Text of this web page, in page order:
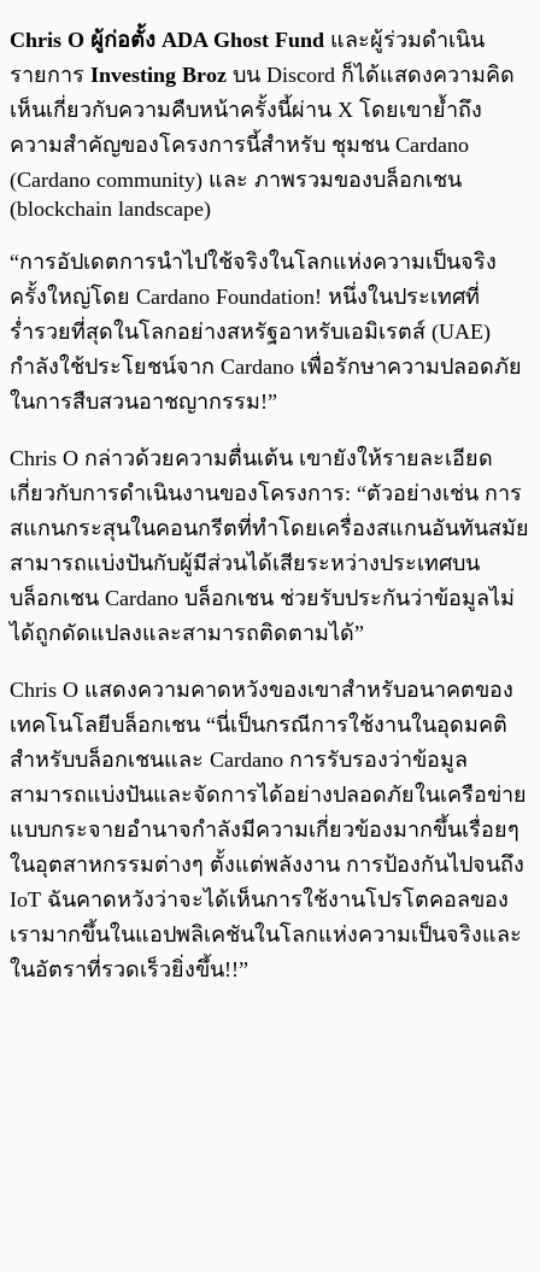
Chris O ผู้ก่อตั้ง ADA Ghost Fund และผู้ร่วมดำเนิน
รายการ Investing Broz บน Discord ก็ได้แสดงความคิด
เห็นเกี่ยวกับความคืบหน้าครั้งนี้ผ่าน X โดยเขาย้ำถึง
ความสำคัญของโครงการนี้สำหรับ ชุมชน Cardano
(Cardano community) และ ภาพรวมของบล็อกเชน
(blockchain landscape)
“การอัปเดตการนำไปใช้จริงในโลกแห่งความเป็นจริง
ครั้งใหญ่โดย Cardano Foundation! หนึ่งในประเทศที่
ร่ำรวยที่สุดในโลกอย่างสหรัฐอาหรับเอมิเรตส์ (UAE)
กำลังใช้ประโยชน์จาก Cardano เพื่อรักษาความปลอดภัย
ในการสืบสวนอาชญากรรม!”
Chris O กล่าวด้วยความตื่นเต้น เขายังให้รายละเอียด
เกี่ยวกับการดำเนินงานของโครงการ: “ตัวอย่างเช่น การ
สแกนกระสุนในคอนกรีตที่ทำโดยเครื่องสแกนอันทันสมัย
สามารถแบ่งปันกับผู้มีส่วนได้เสียระหว่างประเทศบน
บล็อกเชน Cardano บล็อกเชน ช่วยรับประกันว่าข้อมูลไม่
ได้ถูกดัดแปลงและสามารถติดตามได้”
Chris O แสดงความคาดหวังของเขาสำหรับอนาคตของ
เทคโนโลยีบล็อกเชน “นี่เป็นกรณีการใช้งานในอุดมคติ
สำหรับบล็อกเชนและ Cardano การรับรองว่าข้อมูล
สามารถแบ่งปันและจัดการได้อย่างปลอดภัยในเครือข่าย
แบบกระจายอำนาจกำลังมีความเกี่ยวข้องมากขึ้นเรื่อยๆ
ในอุตสาหกรรมต่างๆ ตั้งแต่พลังงาน การป้องกันไปจนถึง
IoT ฉันคาดหวังว่าจะได้เห็นการใช้งานโปรโตคอลของ
เรามากขึ้นในแอปพลิเคชันในโลกแห่งความเป็นจริงและ
ในอัตราที่รวดเร็วยิ่งขึ้น!!”